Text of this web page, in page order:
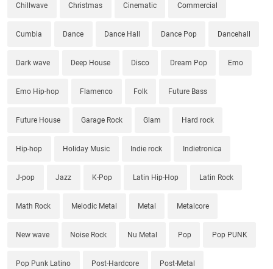
Chillwave Christmas Cinematic Commercial
Cumbia Dance Dance Hall Dance Pop Dancehall
Dark wave Deep House Disco Dream Pop Emo
Emo Hip-hop Flamenco Folk Future Bass
Future House Garage Rock Glam Hard rock
Hip-hop Holiday Music Indie rock Indietronica
J-pop Jazz K-Pop Latin Hip-Hop Latin Rock
Math Rock Melodic Metal Metal Metalcore
New wave Noise Rock Nu Metal Pop Pop PUNK
Pop Punk Latino Post-Hardcore Post-Metal